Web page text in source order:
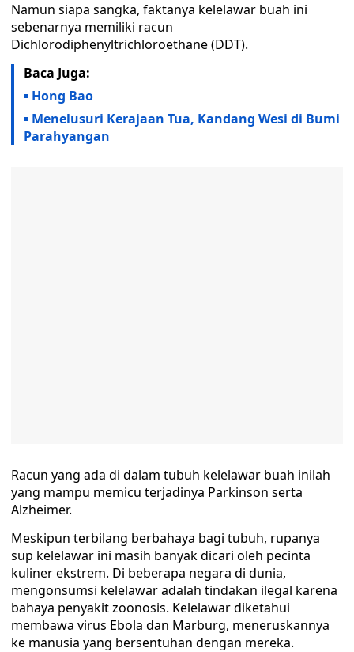
Namun siapa sangka, faktanya kelelawar buah ini
sebenarnya memiliki racun
Dichlorodiphenyltrichloroethane (DDT).
Baca Juga:
Hong Bao
Menelusuri Kerajaan Tua, Kandang Wesi di Bumi
Parahyangan
Racun yang ada di dalam tubuh kelelawar buah inilah
yang mampu memicu terjadinya Parkinson serta
Alzheimer.
Meskipun terbilang berbahaya bagi tubuh, rupanya
sup kelelawar ini masih banyak dicari oleh pecinta
kuliner ekstrem. Di beberapa negara di dunia,
mengonsumsi kelelawar adalah tindakan ilegal karena
bahaya penyakit zoonosis. Kelelawar diketahui
membawa virus Ebola dan Marburg, meneruskannya
ke manusia yang bersentuhan dengan mereka.